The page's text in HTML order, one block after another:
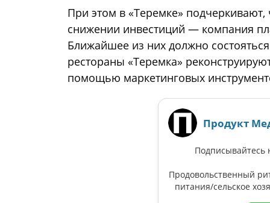
При этом в «Теремке»
снижении инвестиций — компания
Ближайшее из них должно
рестораны «Теремка»
помощью маркетинговых
Продукт
Подписывайтесь
Продовольственный
питания/сельское